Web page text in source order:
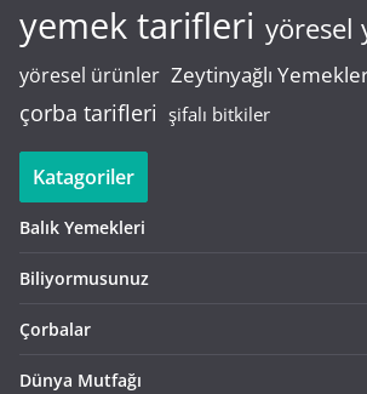
yemek tarifleri yöresel
yöresel ürünler Zeytinyağlı
çorba tarifleri şifalı bitkiler
Katagoriler
Balık Yemekleri
Biliyormusunuz
Çorbalar
Dünya Mutfağı